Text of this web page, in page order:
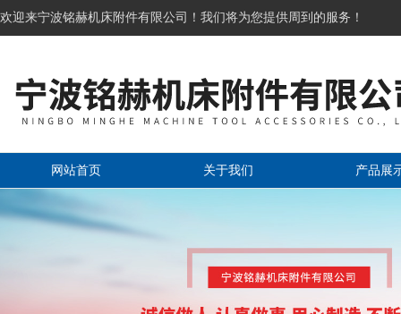
欢迎来宁波铭赫机床附件有限公司！我们将为您提供周到的服务！
网站首页 关于我们 产品展